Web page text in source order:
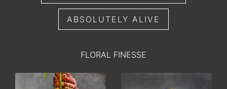
ABSOLUTELY ALIVE
FLORAL FINESSE